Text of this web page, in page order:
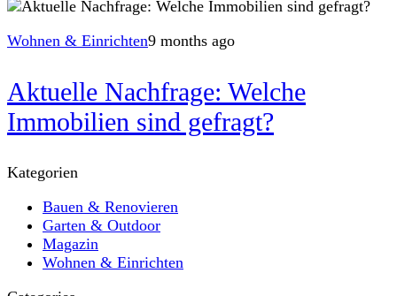
Wohnen & Einrichten9 months ago
Aktuelle Nachfrage: Welche
Immobilien sind gefragt?
Kategorien
Bauen & Renovieren
Garten & Outdoor
Magazin
Wohnen & Einrichten